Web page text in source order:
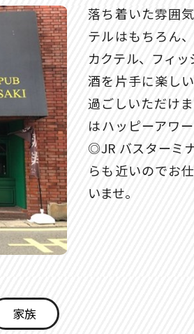
落ち着いた雰囲
テルはもちろん
カクテル、フィ
酒を片手に楽し
過ごしいただけ
はハッピーアワ
◎JR バスターミ
らも近いのでお
いませ。
家族